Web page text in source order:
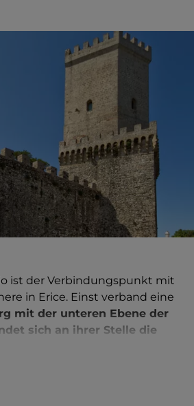
ist der Verbindungspunkt mit
in Erice. Einst verband eine
mit der unteren Ebene der
sich an ihrer Stelle die
zwischen dem 12. und